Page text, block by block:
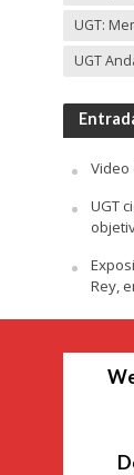
UGT:
UGT
Video
UGT
Rey,